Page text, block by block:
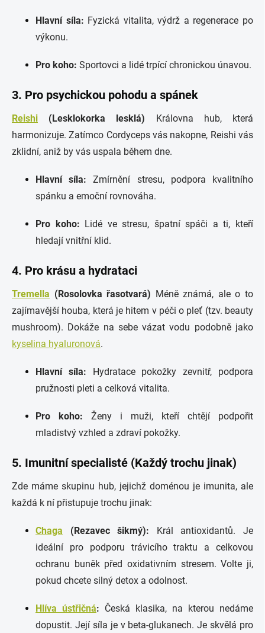
Hlavní síla: Fyzická vitalita, výdrž a regenerace po
výkonu.
Pro koho: Sportovci a lidé trpící chronickou únavou.
3. Pro psychickou pohodu a spánek
Reishi (Lesklokorka lesklá) Královna hub, která
harmonizuje. Zatímco Cordyceps vás nakopne, Reishi vás
zklidní, aniž by vás uspala během dne.
Hlavní síla: Zmírnění stresu, podpora kvalitního
spánku a emoční rovnováha.
Pro koho: Lidé ve stresu, špatní spáči a ti, kteří
hledají vnitřní klid.
4. Pro krásu a hydrataci
Tremella (Rosolovka řasotvará) Méně známá, ale o to
zajímavější houba, která je hitem v péči o pleť (tzv. beauty
mushroom). Dokáže na sebe vázat vodu podobně jako
kyselina hyaluronová.
Hlavní síla: Hydratace pokožky zevnitř, podpora
pružnosti pleti a celková vitalita.
Pro koho: Ženy i muži, kteří chtějí podpořit
mladistvý vzhled a zdraví pokožky.
5. Imunitní specialisté (Každý trochu jinak)
Zde máme skupinu hub, jejichž doménou je imunita, ale
každá k ní přistupuje trochu jinak:
Chaga (Rezavec šikmý): Král antioxidantů. Je
ideální pro podporu trávicího traktu a celkovou
ochranu buněk před oxidativním stresem. Volte ji,
pokud chcete silný detox a odolnost.
Hlíva ústřičná: Česká klasika, na kterou nedáme
dopustit. Její síla je v beta-glukanech. Je skvělá pro